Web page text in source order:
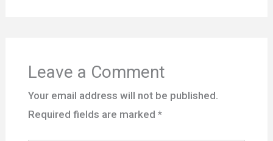
Leave a Comment
Your email address will not be published.
Required fields are marked *